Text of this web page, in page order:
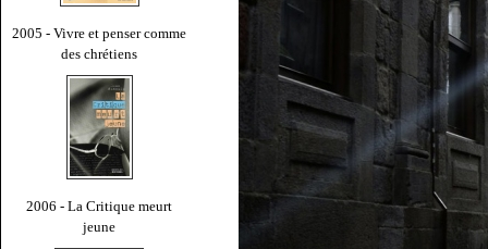
2005 - Vivre et penser comme
des chrétiens
2006 - La Critique meurt
jeune